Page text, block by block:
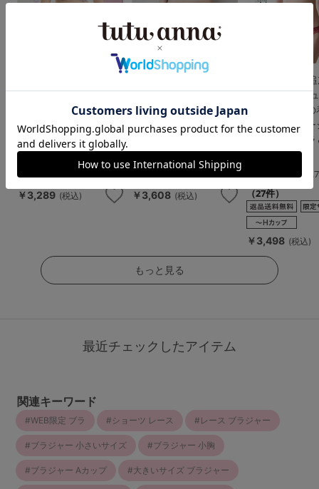
人気No.1 ジェマリエー
ルブラ＆ショーツセッ
ト
4.6
￥3,289 (税込)
ンナ史上一番盛れる シ
ャルマンノワールブラ
＆ショーツセット
（2件）
￥3,608 (税込)
【WEB限定色
[脇肉0ブラ]チ
ンナ史上最強の
を叶える レー
ントレッドブ
ーツセット
4.7
（27件）
￥3,498 (税込)
もっと見る
最近チェックしたアイテム
関連キーワード
WEB限定 ブラ ショーツ レース レース ブラジャー
ブラジャー 小さいサイズ ブラジャー 小胸
ブラジャー Aカップ 大きいサイズ ブラジャー